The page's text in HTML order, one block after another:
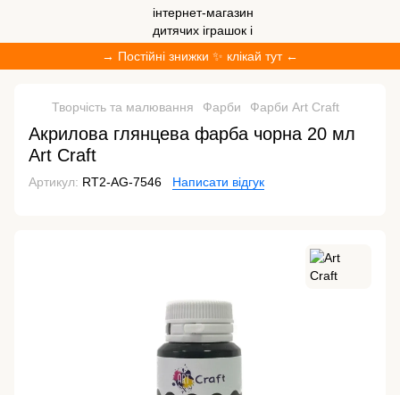
→ Постійні знижки ✨ клікай тут ←
Творчість та малювання Фарби Фарби Art Craft
Акрилова глянцева фарба чорна 20 мл
Art Craft
Артикул: RT2-AG-7546 Написати відгук